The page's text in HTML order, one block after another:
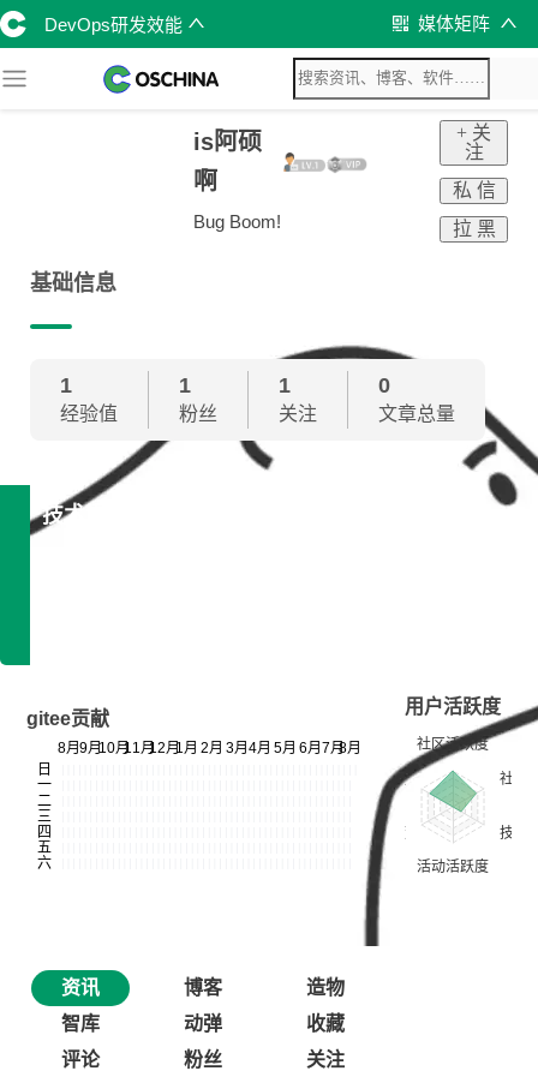
DevOps研发效能 媒体矩阵
is阿硕
啊
Bug Boom!
+ 关
注
私 信
拉 黑
基础信息
1
经验值
1
粉丝
1
关注
0
文章总量
技术雷达
gitee贡献
用户活跃度
资讯 博客
造物
智库
动弹
收藏
评论
粉丝 关注